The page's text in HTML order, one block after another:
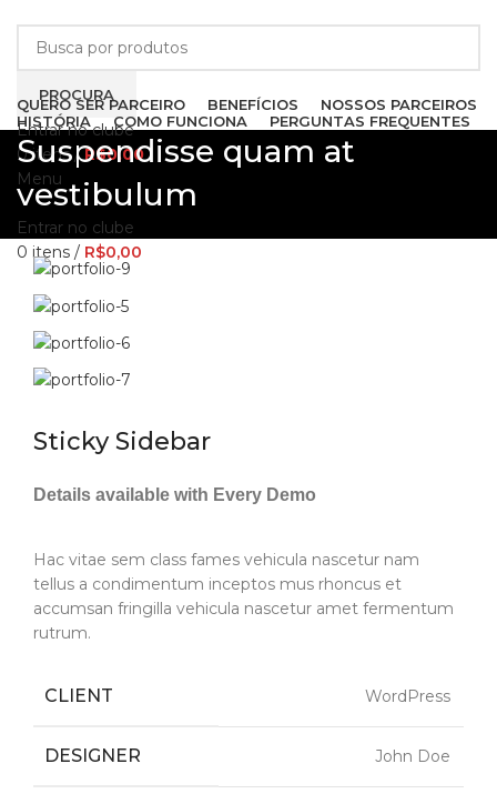
PROCURA
Entrar no clube
0itens / R$0,00
Menu
Entrar no clube
0 itens / R$0,00
QUERO SER PARCEIRO BENEFÍCIOS
NOSSOS PARCEIROS
HISTÓRIA
COMO FUNCIONA PERGUNTAS FREQUENTES
Suspendisse quam at
vestibulum
Sticky Sidebar
Details available with Every Demo
Hac vitae sem class fames vehicula nascetur nam
tellus a condimentum inceptos mus rhoncus et
accumsan fringilla vehicula nascetur amet fermentum
rutrum.
CLIENT WordPress
DESIGNER John Doe